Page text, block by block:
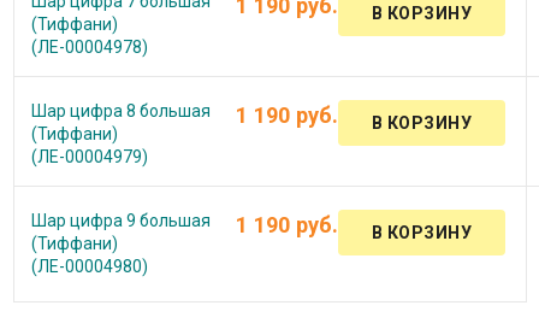
(Тиффани)
(ЛЕ-00004978)
1 190 руб.
Шар цифра 8 большая
(Тиффани)
(ЛЕ-00004979)
1 190 руб.
Шар цифра 9 большая
(Тиффани)
(ЛЕ-00004980)
1 190 руб.